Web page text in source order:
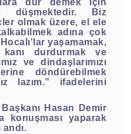
düşmektedir. Biz
olmak üzere, el ele
adına çok
Hocalı'lar yaşamamak,
kanı durdurmak ve
ve dindaşlarımızı
döndürebilmek
lazım.” ifadelerini
Hasan Demir
konuşması yaparak
andı.